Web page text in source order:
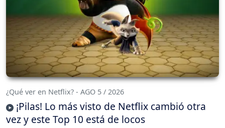
¿Qué ver en Netflix? - AGO 5 / 2026
¡Pilas! Lo más visto de Netflix cambió otra
vez y este Top 10 está de locos